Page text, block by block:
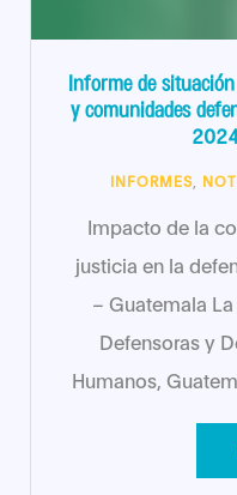
Informe de
y comunidades
2024
INFORMES
Impacto de la
justicia en la
– Guatemala
Defensoras y
Humanos,